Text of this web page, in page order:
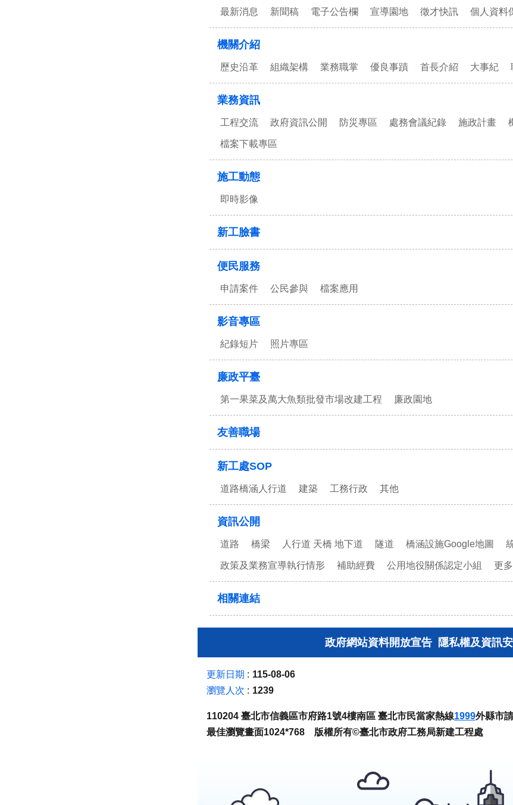
最新消息 新聞稿 電子公告欄 宣導園地 徵才快訊 個人資料
機關介紹
歷史沿革 組織架構 業務職掌 優良事蹟 首長介紹 大事紀
業務資訊
工程交流 政府資訊公開 防災專區 處務會議紀錄 施政計畫
檔案下載專區
施工動態
即時影像
新工臉書
便民服務
申請案件 公民參與 檔案應用
影音專區
紀錄短片 照片專區
廉政平臺
第一果菜及萬大魚類批發市場改建工程 廉政園地
友善職場
新工處SOP
道路橋涵人行道 建築 工務行政 其他
資訊公開
道路 橋梁 人行道 天橋 地下道 隧道 橋涵設施Google地圖
政策及業務宣導執行情形 補助經費 公用地役關係認定小組 更
相關連結
政府網站資料開放宣告 隱私權及資訊
更新日期
115-08-06
瀏覽人次
1239
110204 臺北市信義區市府路1號4樓南區 臺北市民當家熱線1999外縣市
最佳瀏覽畫面1024*768 版權所有©臺北市政府工務局新建工程處